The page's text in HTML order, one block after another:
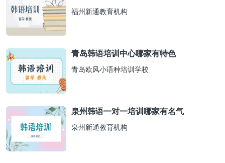
福州新通教育机构
青岛韩语培训中心哪家有特色
青岛欧风小语种培训学校
泉州韩语一对一培训哪家有名气
泉州新通教育机构